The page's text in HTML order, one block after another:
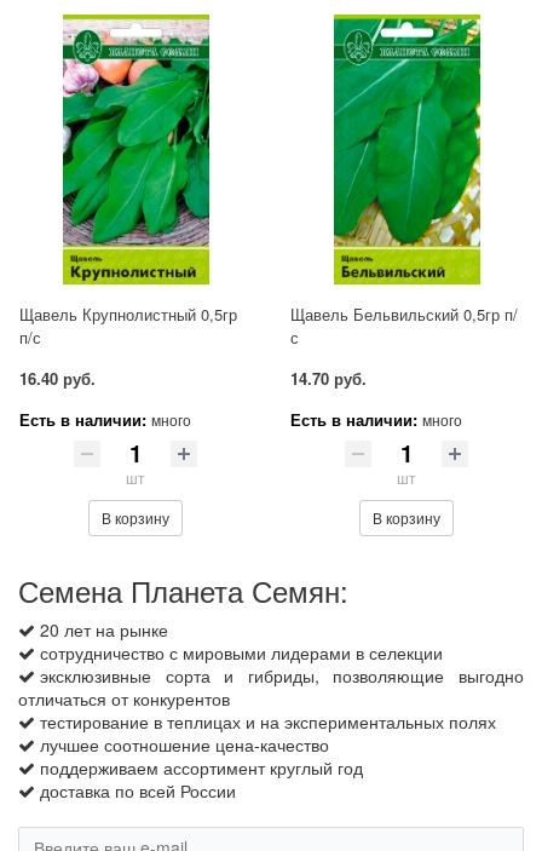
Щавель Крупнолистный 0,5гр
п/с
16.40 руб.
Есть в наличии: много
шт
В корзину
Щавель Бельвильский 0,5гр п/
с
14.70 руб.
Есть в наличии: много
шт
В корзину
Семена Планета Семян:
20 лет на рынке
сотрудничество с мировыми лидерами в селекции
эксклюзивные сорта и гибриды, позволяющие выгодно
отличаться от конкурентов
тестирование в теплицах и на экспериментальных полях
лучшее соотношение цена-качество
поддерживаем ассортимент круглый год
доставка по всей России